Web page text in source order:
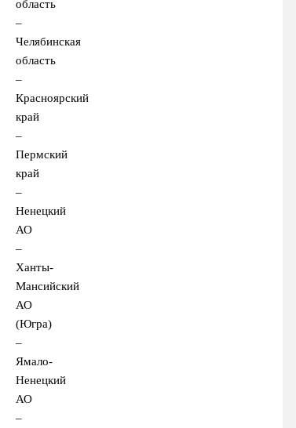
область
–
Челябинская
область
–
Красноярский
край
–
Пермский
край
–
Ненецкий
АО
–
Ханты-
Мансийский
АО
(Югра)
–
Ямало-
Ненецкий
АО
–